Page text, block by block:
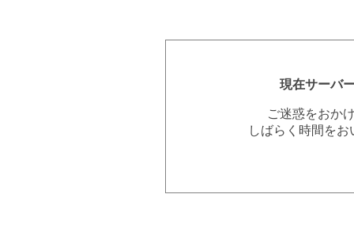
現在サーバ
ご迷惑をおか
しばらく時間を